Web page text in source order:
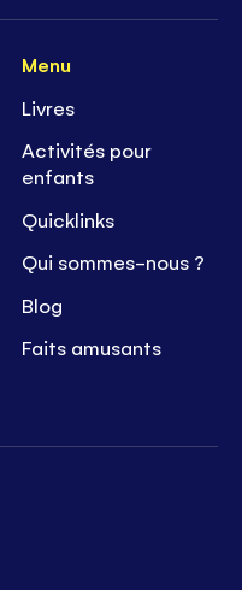
Menu
Livres
Activités pour
enfants
Quicklinks
Qui sommes-nous ?
Blog
Faits amusants